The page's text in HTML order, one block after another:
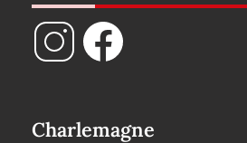
Charlemagne